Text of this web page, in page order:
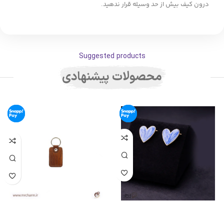
درون کیف بیش از حد وسیله قرار ندهید.
Suggested products
محصولات پیشنهادی